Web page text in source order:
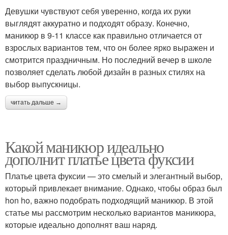
Девушки чувствуют себя уверенно, когда их руки
выглядят аккуратно и подходят образу. Конечно,
маникюр в 9-11 классе как правильно отличается от
взрослых вариантов тем, что он более ярко выражен и
смотрится праздничным. Но последний вечер в школе
позволяет сделать любой дизайн в разных стилях на
выбор выпускницы.
читать дальше →
Какой маникюр идеально
дополнит платье цвета фуксии
Платье цвета фуксии — это смелый и элегантный выбор,
который привлекает внимание. Однако, чтобы образ был
hon ho, важно подобрать подходящий маникюр. В этой
статье мы рассмотрим несколько вариантов маникюра,
которые идеально дополнят ваш наряд.